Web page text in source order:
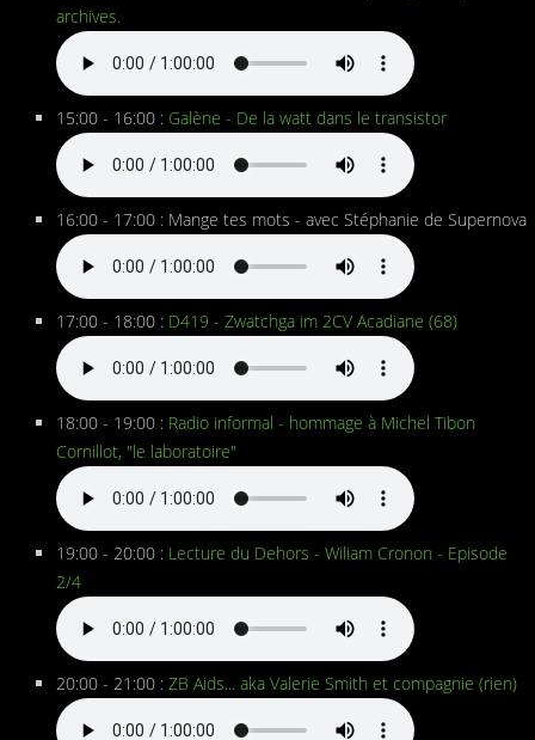
archives.
15:00 - 16:00 : Galène - De la watt dans le transistor
16:00 - 17:00 : Mange tes mots - avec Stéphanie de Supernova
17:00 - 18:00 : D419 - Zwatchga im 2CV Acadiane (68)
18:00 - 19:00 : Radio informal - hommage à Michel Tibon
Cornillot, "le laboratoire"
19:00 - 20:00 : Lecture du Dehors - Wiliam Cronon - Episode
2/4
20:00 - 21:00 : ZB Aids... aka Valerie Smith et compagnie (rien)